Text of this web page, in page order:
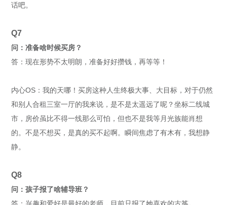
话吧。
Q7
问：准备啥时候买房？
答：现在形势不太明朗，准备好好攒钱，再等等！
内心OS：我的天哪！买房这种人生终极大事、大目标，对于仍然
和别人合租三室一厅的我来说，是不是太遥远了呢？坐标二线城
市，房价虽比不得一线那么可怕，但也不是我等月光族能肖想
的。不是不想买，是真的买不起啊。瞬间焦虑了有木有，我想静
静。
Q8
问：孩子报了啥辅导班？
答：兴趣和爱好是最好的老师，目前只报了她喜欢的古筝。